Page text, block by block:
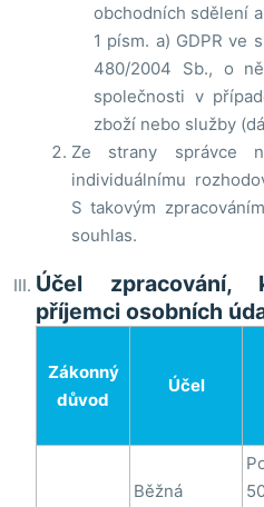
obchodních sdělení
1 písm. a) GDPR ve
480/2004 Sb., o
společnosti v
zboží nebo služby
Ze strany správce
individuálnímu
S takovým
souhlas.
Účel zpracování,
příjemci osobních
Zákonný
důvod
Účel
Běžná